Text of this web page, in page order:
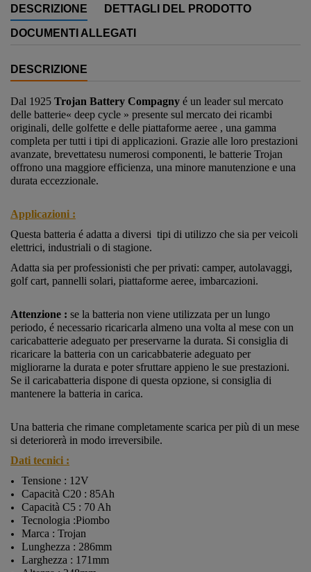
DESCRIZIONE DETTAGLI DEL PRODOTTO
DOCUMENTI ALLEGATI
DESCRIZIONE
Dal 1925 Trojan Battery Compagny é un leader sul mercato
delle batterie« deep cycle » presente sul mercato dei ricambi
originali, delle golfette e delle piattaforme aeree , una gamma
completa per tutti i tipi di applicazioni. Grazie alle loro prestazioni
avanzate, brevettatesu numerosi componenti, le batterie Trojan
offrono una maggiore efficienza, una minore manutenzione e una
durata eccezzionale.
Applicazioni :
Questa batteria é adatta a diversi tipi di utilizzo che sia per veicoli
elettrici, industriali o di stagione.
Adatta sia per professionisti che per privati: camper, autolavaggi,
golf cart, pannelli solari, piattaforme aeree, imbarcazioni.
Attenzione : se la batteria non viene utilizzata per un lungo
periodo, é necessario ricaricarla almeno una volta al mese con un
caricabatterie adeguato per preservarne la durata. Si consiglia di
ricaricare la batteria con un caricabbaterie adeguato per
migliorarne la durata e poter sfruttare appieno le sue prestazioni.
Se il caricabatteria dispone di questa opzione, si consiglia di
mantenere la batteria in carica.
Una batteria che rimane completamente scarica per più di un mese
si deteriorerà in modo irreversibile.
Dati tecnici :
Tensione : 12V
Capacità C20 : 85Ah
Capacità C5 : 70 Ah
Tecnologia :Piombo
Marca : Trojan
Lunghezza : 286mm
Larghezza : 171mm